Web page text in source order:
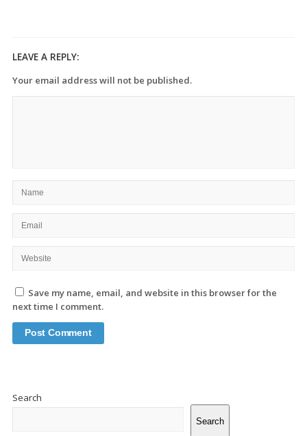
LEAVE A REPLY:
Your email address will not be published.
Save my name, email, and website in this browser for the
next time I comment.
Search
Search